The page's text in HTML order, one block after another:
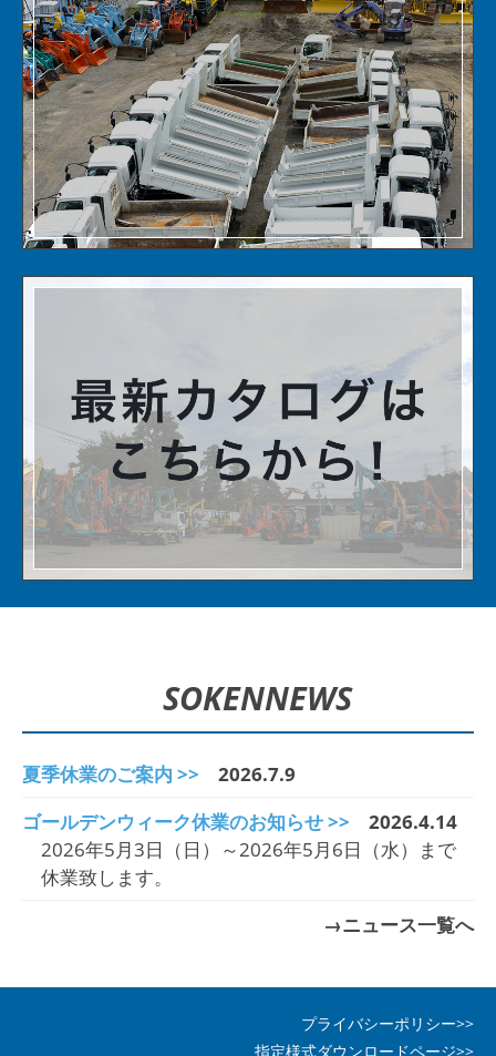
SOKENNEWS
夏季休業のご案内 >> 2026.7.9
ゴールデンウィーク休業のお知らせ >> 2026.4.14
2026年5月3日（日）～2026年5月6日（水）まで
休業致します。
→ニュース一覧へ
プライバシーポリシー>>
指定様式ダウンロードページ>>